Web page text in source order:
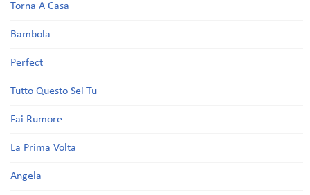
Torna A Casa
Bambola
Perfect
Tutto Questo Sei Tu
Fai Rumore
La Prima Volta
Angela